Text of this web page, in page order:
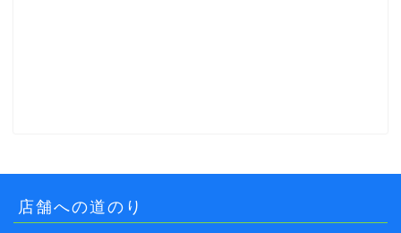
店舗への道のり